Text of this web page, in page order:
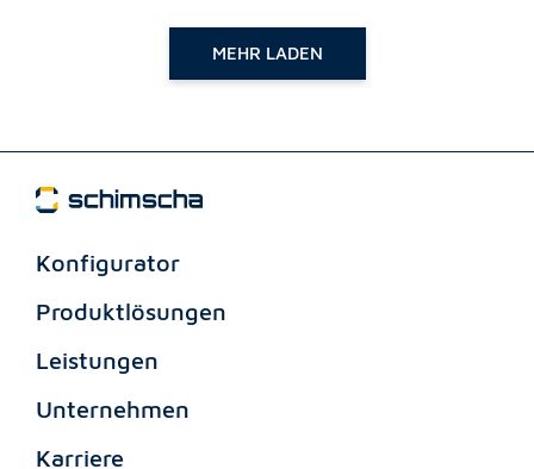
MEHR LADEN
Konfigurator
Produktlösungen
Leistungen
Unternehmen
Karriere